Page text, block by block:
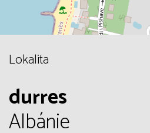
Lokalita
durres
Albánie